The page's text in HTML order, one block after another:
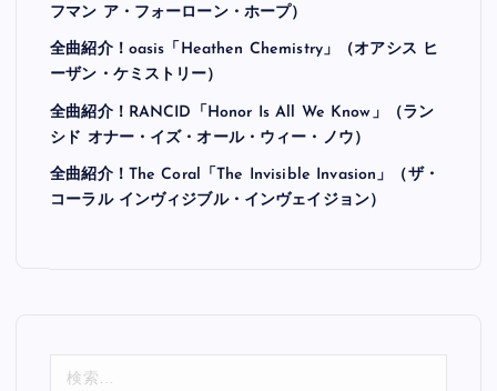
フマン ア・フォーローン・ホープ）
全曲紹介！oasis「Heathen Chemistry」（オアシス ヒ
ーザン・ケミストリー）
全曲紹介！RANCID「Honor Is All We Know」（ラン
シド オナー・イズ・オール・ウィー・ノウ）
全曲紹介！The Coral「The Invisible Invasion」（ザ・
コーラル インヴィジブル・インヴェイジョン）